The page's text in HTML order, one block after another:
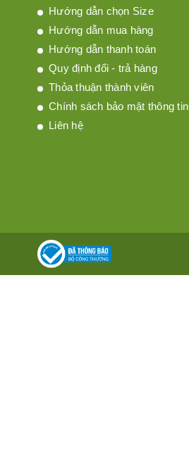
Hướng dẫn chọn Size
Hướng dẫn mua hàng
Hướng dẫn thanh toán
Quy định đổi - trả hàng
Thỏa thuận thành viên
Chính sách bảo mật thông tin
Liên hệ